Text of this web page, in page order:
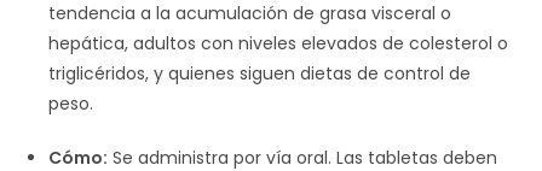
tendencia a la acumulación de grasa visceral o
hepática, adultos con niveles elevados de colesterol o
triglicéridos, y quienes siguen dietas de control de
peso.
Cómo: Se administra por vía oral. Las tabletas deben